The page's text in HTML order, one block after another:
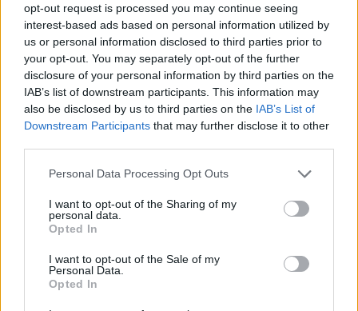
opt-out request is processed you may continue seeing
interest-based ads based on personal information utilized by
us or personal information disclosed to third parties prior to
your opt-out. You may separately opt-out of the further
disclosure of your personal information by third parties on the
IAB’s list of downstream participants. This information may
also be disclosed by us to third parties on the IAB’s List of
Downstream Participants that may further disclose it to other
Please note that this website/app uses one or more Google
not limited to your visit or usage behaviour. You may click to
grant or deny consent to Google and its third-party tags to
use your data for below specified purposes in below Google
consent section.
Personal Data Processing Opt Outs
I want to opt-out of the Sharing of my
personal data.
Opted In
I want to opt-out of the Sale of my
Personal Data.
Opted In
„Ukrajnában kiborult az aranybili. Lelepleztek egy
Zelenszkij elnökhöz ezer szálon kötődő ukrán
háborús maffiahálózatot. Az energetikai miniszter
már lemondott, az elsőrendű vádlott pedig elhagyta
Ukrajnát.
Ide, ebbe a káoszba akarják a brüsszeliek önteni az
európai adófizetők pénzét. Hogy amit nem lőnek el
Köszönjük, de mi ebből nem kérünk. A magyar
van itthon: csak ezen a héten megdupláztuk a
nevelőszülők juttatásait és döntöttünk a 14. havi